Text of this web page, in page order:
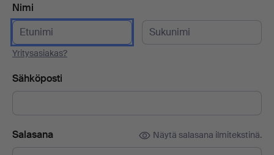
Nimi
Yritysasiakas?
Sähköposti
Salasana Näytä salasana ilmitekstinä.